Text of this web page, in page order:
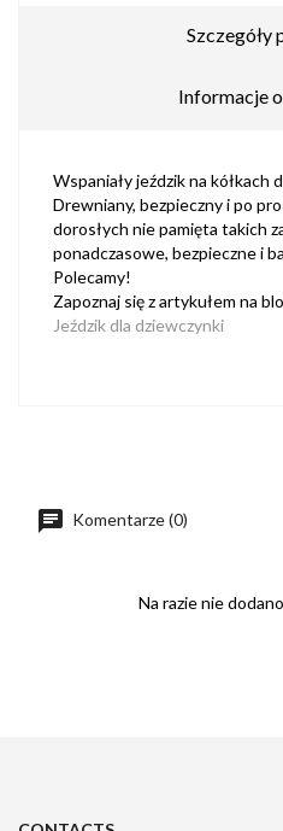
Szczegóły
Informacje
Wspaniały jeździk na kółkach
Drewniany, bezpieczny i po
dorosłych nie pamięta takich
ponadczasowe, bezpieczne i
Polecamy!
Zapoznaj się z artykułem na
Jeździk dla dziewczynki
Komentarze (0)
Na razie nie